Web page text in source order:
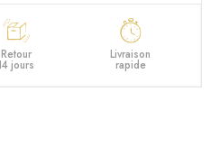
Retour
jours
Livraison
rapide